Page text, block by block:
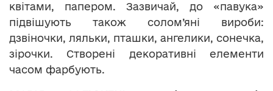
квітами, папером. Зазвичай, до «павука»
підвішують також солом’яні вироби:
дзвіночки, ляльки, пташки, ангелики, сонечка,
зірочки. Створені декоративні елементи
часом фарбують.